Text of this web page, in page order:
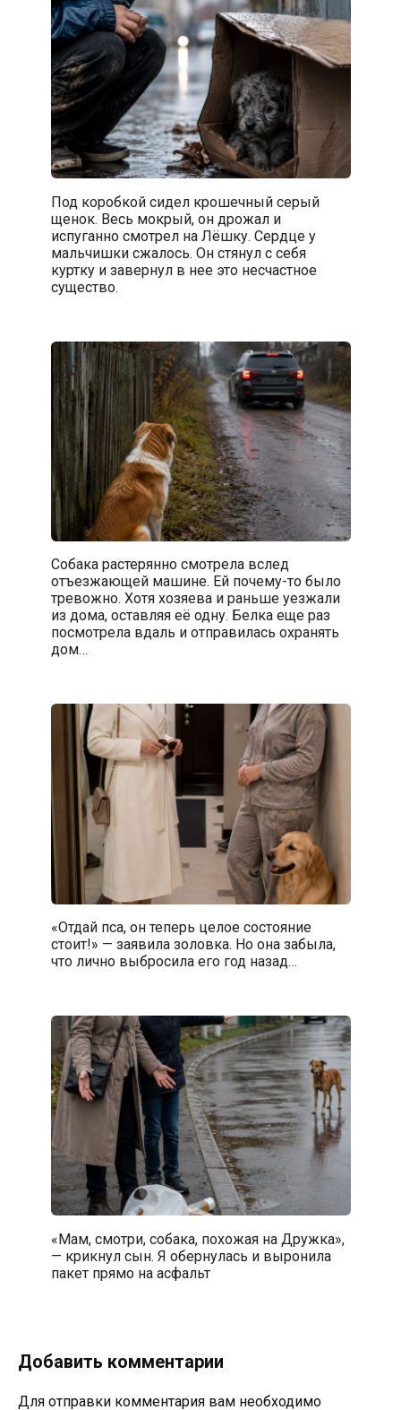
Под коробкой сидел крошечный серый
щенок. Весь мокрый, он дрожал и
испуганно смотрел на Лёшку. Сердце у
мальчишки сжалось. Он стянул с себя
куртку и завернул в нее это несчастное
существо.
Собака растерянно смотрела вслед
отъезжающей машине. Ей почему-то было
тревожно. Хотя хозяева и раньше уезжали
из дома, оставляя её одну. Белка еще раз
посмотрела вдаль и отправилась охранять
дом…
«Отдай пса, он теперь целое состояние
стоит!» — заявила золовка. Но она забыла,
что лично выбросила его год назад…
«Мам, смотри, собака, похожая на Дружка»,
— крикнул сын. Я обернулась и выронила
пакет прямо на асфальт
Добавить комментарии
Для отправки комментария вам необходимо